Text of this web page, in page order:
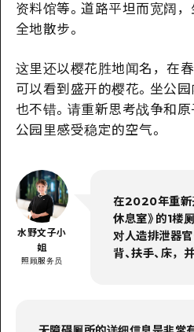
详细看看
资料馆等。道路平坦而宽阔
全地散步。
这里还以樱花胜地闻名，在
可以看到盛开的樱花。坐公
也不错。请重新思考战争和
公园里感受稳定的空气。
水野文子小
姐
照顾服务员
在2020年重新
休息室》的1楼
对人造排泄器
背、扶手、床，